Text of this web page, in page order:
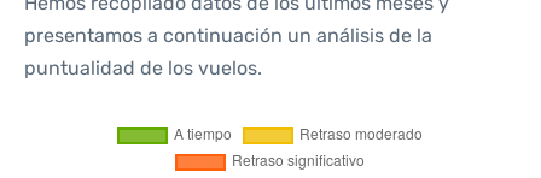
presentamos a continuación un análisis de la
puntualidad de los vuelos.